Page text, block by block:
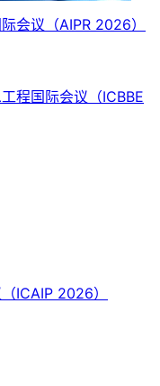
会议 （AIPR 2026）
程国际会议 （ICBBE
（ICAIP 2026）